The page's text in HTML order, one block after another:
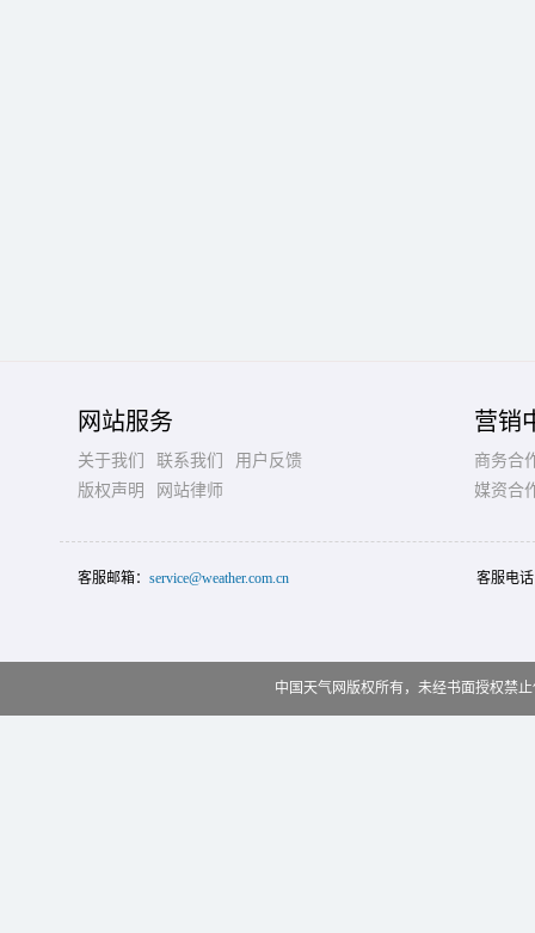
网站服务
关于我们 联系我们
用户反馈
版权声明
网站律师
营销
商务合
媒资合
客服邮箱： service@weather.com.cn 客服电
中国天气网版权所有，未经书面授权